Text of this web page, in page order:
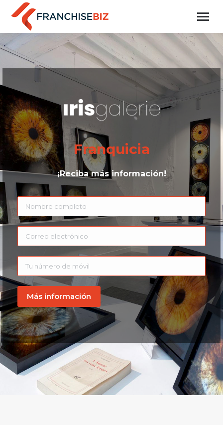
Franquicia
¡Reciba más información!